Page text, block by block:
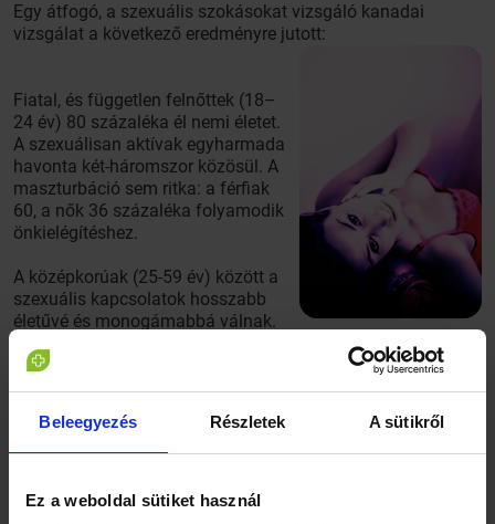
Beleegyezés Részletek A sütikről
Ez a weboldal sütiket használ
Egy átfogó, a szexuális szokásokat vizsgáló kanadai
vizsgálat a következő eredményre jutott:
Fiatal, és független felnőttek (18–
24 év) 80 százaléka él nemi életet.
A szexuálisan aktívak egyharmada
havonta két-háromszor közösül. A
maszturbáció sem ritka: a férfiak
60, a nők 36 százaléka folyamodik
önkielégítéshez.
A középkorúak (25-59 év) között a
szexuális kapcsolatok hosszabb
életűvé és monogámabbá válnak.
A férfiak 90 százaléka él nemi életet, s bár ritkábbak ebben
az életkorban a partnercserék, a házas férfiak 20
százalékának egy év alatt két vagy több partnere is akad. A
házasságban élő nőknek is 90 százaléka él szexuális életet.
A nem párkapcsolatban élők egyharmadának van
rendszeres szexuális kapcsolata. A középkorú felnőttek